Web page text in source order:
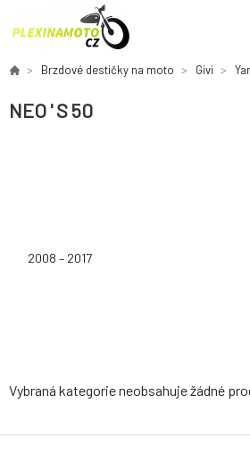
Brzdové destičky na moto Givi
NEO ' S 50
2008 – 2017
Vybraná kategorie neobsahuje žádné